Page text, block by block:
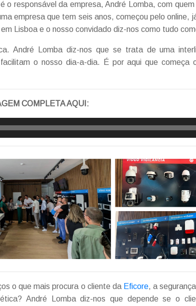
o responsável da empresa, André Lomba, com
empresa que tem seis anos, começou pelo online,
Lisboa e o nosso convidado diz-nos como tudo
André Lomba diz-nos que se trata de uma
o nosso dia-a-dia. É por aqui que começa
COMPLETA AQUI:
o que mais procura o cliente da Eficore, a
André Lomba diz-nos que depende se o